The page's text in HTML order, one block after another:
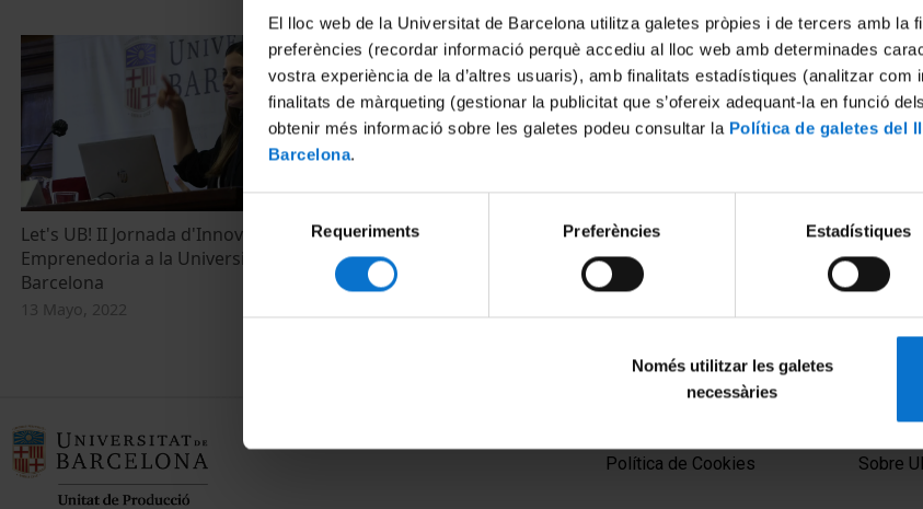
El lloc web de la Universitat de Barcelona utilitza galetes pròpies i de tercers amb la
preferències (recordar informació perquè accediu al lloc web amb determinades
vostra experiència de la d’altres usuaris), amb finalitats estadístiques (analitzar com
finalitats de màrqueting (gestionar la publicitat que s’ofereix adequant-la en funció
obtenir més informació sobre les galetes podeu consultar la Política de galetes del
Barcelona.
de
consentiment
Requeriments Preferències Estadístiques
Només utilitzar les galetes
necessàries
Let's UB! II Jornada d'Innovació i
Emprenedoria a la Universitat de
Barcelona
13 Mayo, 2022
Política de Cookies
PEU 2
Sobre